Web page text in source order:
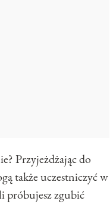
Przyjeżdżając do
także uczestniczyć w
próbujesz zgubić